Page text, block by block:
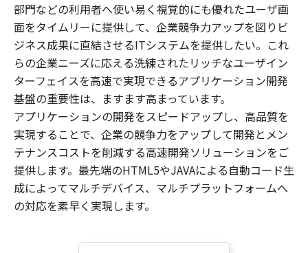
部門などの利用者へ使い易く視覚的にも優れたユーザ画
面をタイムリーに提供して、企業競争力アップを図りビ
ジネス成果に直結させるITシステムを提供したい。これ
らの企業ニーズに応える洗練されたリッチなユーザイン
ターフェイスを高速で実現できるアプリケーション開発
基盤の重要性は、ますます高まっています。
アプリケーションの開発をスピードアップし、高品質を
実現することで、企業の競争力をアップして開発とメン
テナンスコストを削減する高速開発ソリューションをご
提供します。最先端のHTML5やJAVAによる自動コード生
成によってマルチデバイス、マルチプラットフォームへ
の対応を素早く実現します。